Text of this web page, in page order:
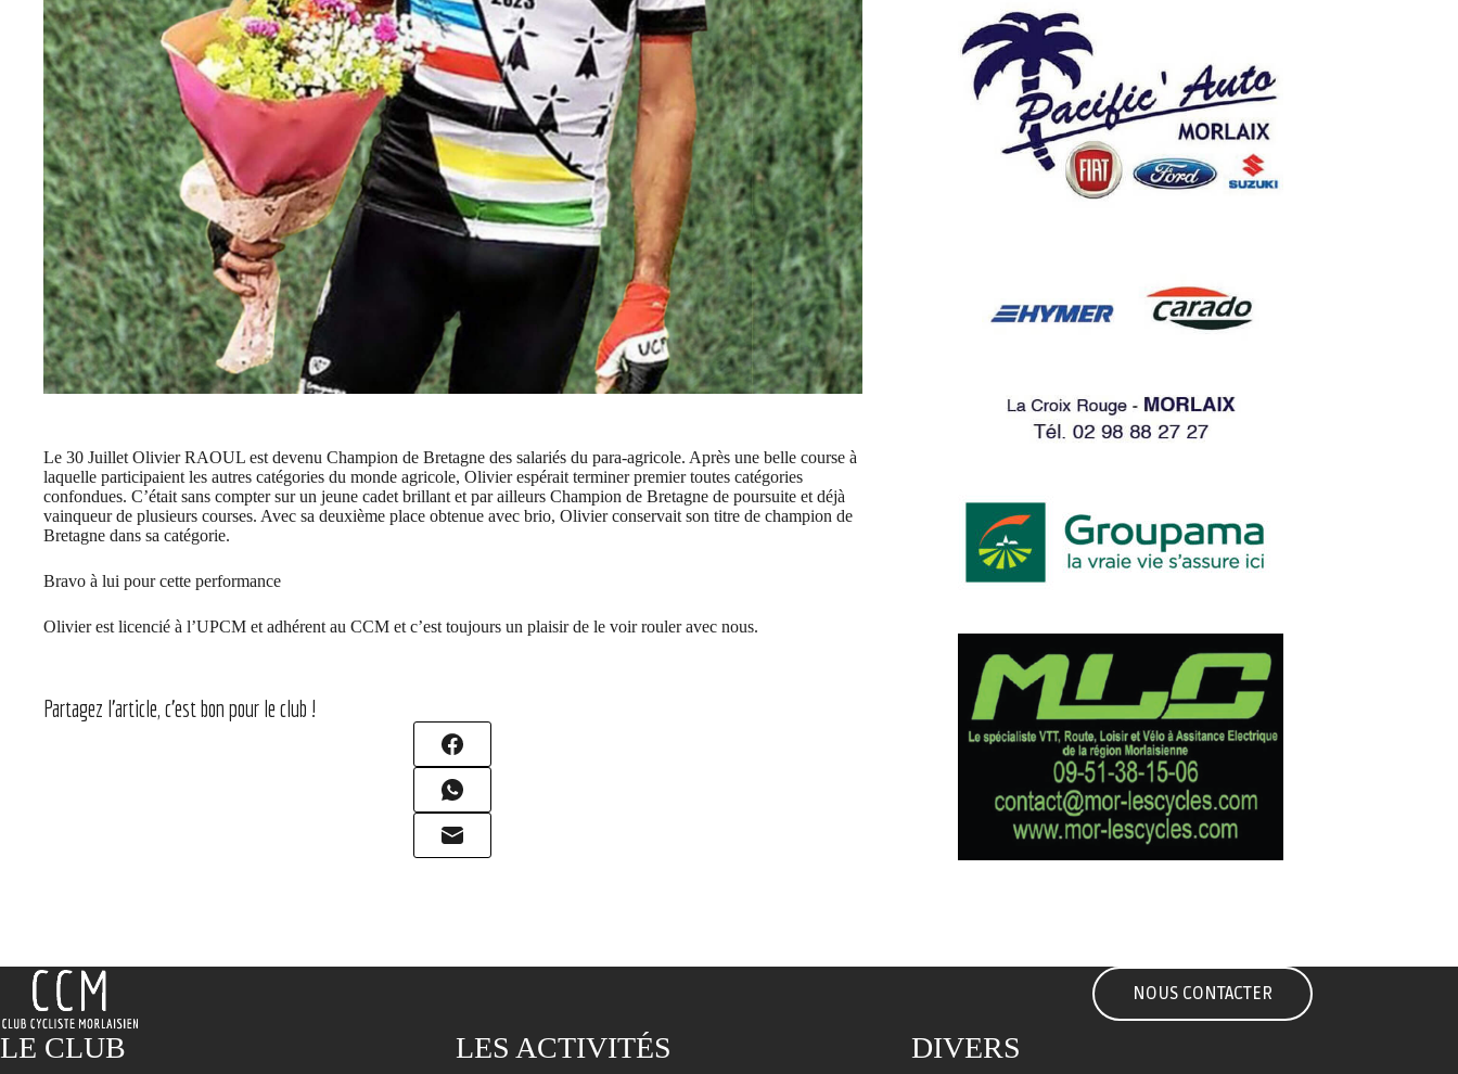
Le 30 Juillet Olivier RAOUL est devenu Champion de Bretagne des salariés du para-agricole. Après une belle course à
laquelle participaient les autres catégories du monde agricole, Olivier espérait terminer premier toutes catégories
confondues. C’était sans compter sur un jeune cadet brillant et par ailleurs Champion de Bretagne de poursuite et déjà
vainqueur de plusieurs courses. Avec sa deuxième place obtenue avec brio, Olivier conservait son titre de champion de
Bretagne dans sa catégorie.
Bravo à lui pour cette performance
Olivier est licencié à l’UPCM et adhérent au CCM et c’est toujours un plaisir de le voir rouler avec nous.
Partagez l'article, c'est bon pour le club !
NOUS CONTACTER
LE CLUB LES ACTIVITÉS DIVERS